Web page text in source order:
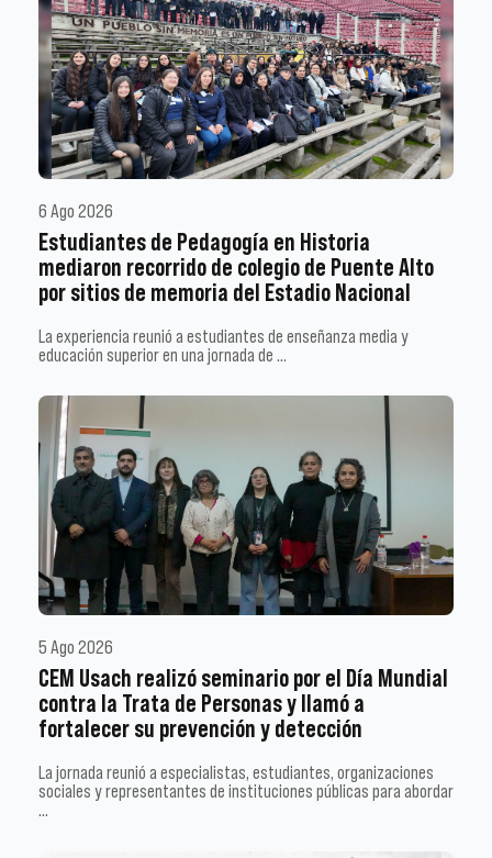
6 Ago 2026
Estudiantes de Pedagogía en Historia
mediaron recorrido de colegio de Puente Alto
por sitios de memoria del Estadio Nacional
La experiencia reunió a estudiantes de enseñanza media y
educación superior en una jornada de …
5 Ago 2026
CEM Usach realizó seminario por el Día Mundial
contra la Trata de Personas y llamó a
fortalecer su prevención y detección
La jornada reunió a especialistas, estudiantes, organizaciones
sociales y representantes de instituciones públicas para abordar
…